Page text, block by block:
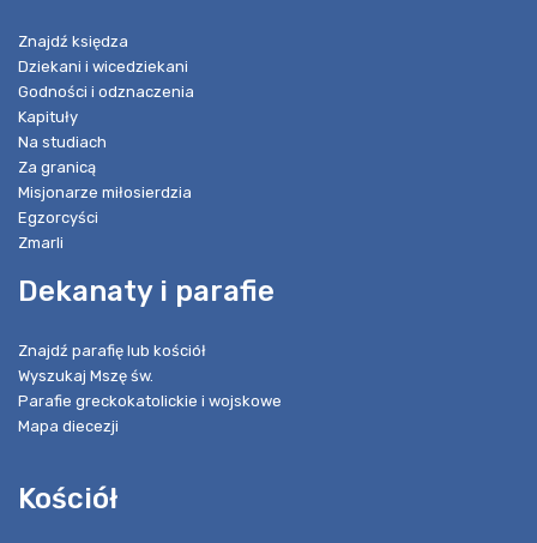
Znajdź księdza
Dziekani i wicedziekani
Godności i odznaczenia
Kapituły
Na studiach
Za granicą
Misjonarze miłosierdzia
Egzorcyści
Zmarli
Dekanaty i parafie
Znajdź parafię lub kościół
Wyszukaj Mszę św.
Parafie greckokatolickie i wojskowe
Mapa diecezji
Kościół